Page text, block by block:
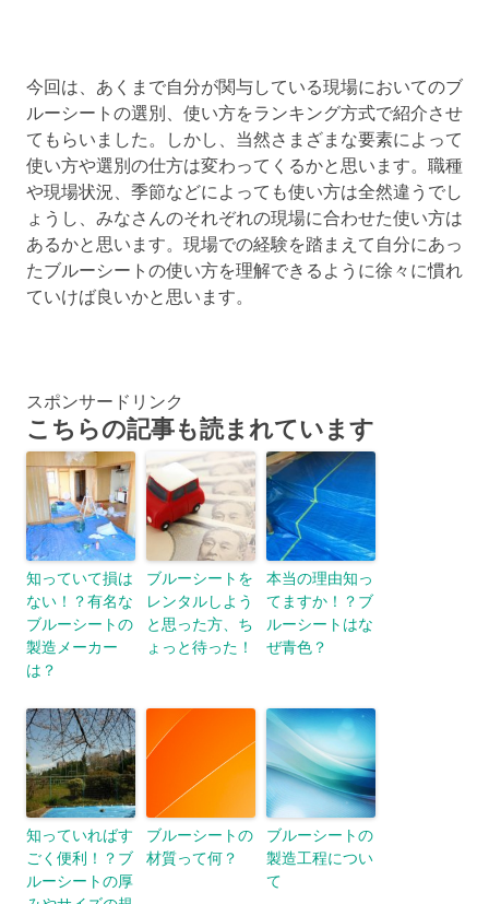
今回は、あくまで自分が関与している現場においてのブ
ルーシートの選別、使い方をランキング方式で紹介させ
てもらいました。しかし、当然さまざまな要素によって
使い方や選別の仕方は変わってくるかと思います。職種
や現場状況、季節などによっても使い方は全然違うでし
ょうし、みなさんのそれぞれの現場に合わせた使い方は
あるかと思います。現場での経験を踏まえて自分にあっ
たブルーシートの使い方を理解できるように徐々に慣れ
ていけば良いかと思います。
スポンサードリンク
こちらの記事も読まれています
知っていて損は
ない！？有名な
ブルーシートの
製造メーカー
は？
ブルーシートを
レンタルしよう
と思った方、ち
ょっと待った！
本当の理由知っ
てますか！？ブ
ルーシートはな
ぜ青色？
知っていればす
ごく便利！？ブ
ルーシートの厚
ブルーシートの
材質って何？
ブルーシートの
製造工程につい
て